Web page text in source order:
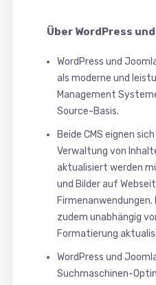
Über WordPress
WordPress und
als moderne und
Management
Source-Basis.
Beide CMS eignen
Verwaltung von
aktualisiert werden
und Bilder auf
Firmenanwendungen.
zudem unabhängig
Formatierung
WordPress und
Suchmaschinen-